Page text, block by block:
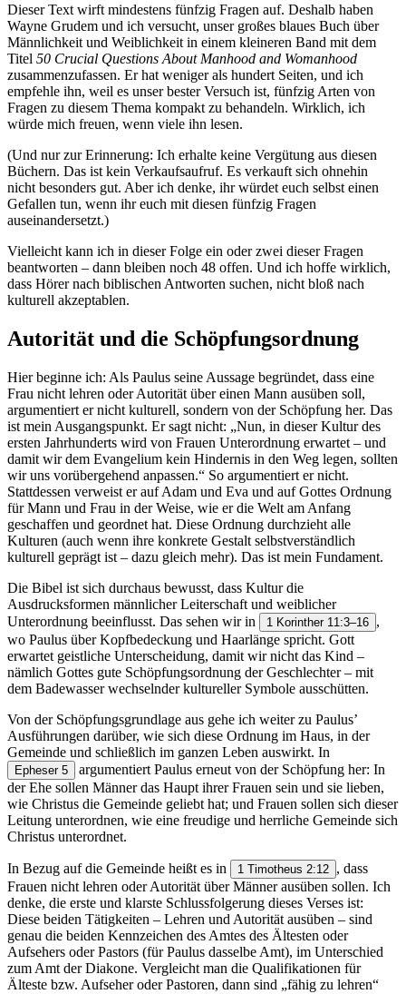
Dieser Text wirft mindestens fünfzig Fragen auf. Deshalb haben
Wayne Grudem und ich versucht, unser großes blaues Buch über
Männlichkeit und Weiblichkeit in einem kleineren Band mit dem
Titel 50 Crucial Questions About Manhood and Womanhood
zusammenzufassen. Er hat weniger als hundert Seiten, und ich
empfehle ihn, weil es unser bester Versuch ist, fünfzig Arten von
Fragen zu diesem Thema kompakt zu behandeln. Wirklich, ich
würde mich freuen, wenn viele ihn lesen.
(Und nur zur Erinnerung: Ich erhalte keine Vergütung aus diesen
Büchern. Das ist kein Verkaufsaufruf. Es verkauft sich ohnehin
nicht besonders gut. Aber ich denke, ihr würdet euch selbst einen
Gefallen tun, wenn ihr euch mit diesen fünfzig Fragen
auseinandersetzt.)
Vielleicht kann ich in dieser Folge ein oder zwei dieser Fragen
beantworten – dann bleiben noch 48 offen. Und ich hoffe wirklich,
dass Hörer nach biblischen Antworten suchen, nicht bloß nach
kulturell akzeptablen.
Autorität und die Schöpfungsordnung
Hier beginne ich: Als Paulus seine Aussage begründet, dass eine
Frau nicht lehren oder Autorität über einen Mann ausüben soll,
argumentiert er nicht kulturell, sondern von der Schöpfung her. Das
ist mein Ausgangspunkt. Er sagt nicht: „Nun, in dieser Kultur des
ersten Jahrhunderts wird von Frauen Unterordnung erwartet – und
damit wir dem Evangelium kein Hindernis in den Weg legen, sollten
wir uns vorübergehend anpassen.“ So argumentiert er nicht.
Stattdessen verweist er auf Adam und Eva und auf Gottes Ordnung
für Mann und Frau in der Weise, wie er die Welt am Anfang
geschaffen und geordnet hat. Diese Ordnung durchzieht alle
Kulturen (auch wenn ihre konkrete Gestalt selbstverständlich
kulturell geprägt ist – dazu gleich mehr). Das ist mein Fundament.
Die Bibel ist sich durchaus bewusst, dass Kultur die
Ausdrucksformen männlicher Leiterschaft und weiblicher
Unterordnung beeinflusst. Das sehen wir in
1 Korinther 11:3–16 ,
wo Paulus über Kopfbedeckung und Haarlänge spricht. Gott
erwartet geistliche Unterscheidung, damit wir nicht das Kind –
nämlich Gottes gute Schöpfungsordnung der Geschlechter – mit
dem Badewasser wechselnder kultureller Symbole ausschütten.
Von der Schöpfungsgrundlage aus gehe ich weiter zu Paulus’
Ausführungen darüber, wie sich diese Ordnung im Haus, in der
Gemeinde und schließlich im ganzen Leben auswirkt. In
Epheser 5
argumentiert Paulus erneut von der Schöpfung her: In
der Ehe sollen Männer das Haupt ihrer Frauen sein und sie lieben,
wie Christus die Gemeinde geliebt hat; und Frauen sollen sich dieser
Leitung unterordnen, wie eine freudige und herrliche Gemeinde sich
Christus unterordnet.
In Bezug auf die Gemeinde heißt es in 1 Timotheus 2:12 , dass
Frauen nicht lehren oder Autorität über Männer ausüben sollen. Ich
denke, die erste und klarste Schlussfolgerung dieses Verses ist:
Diese beiden Tätigkeiten – Lehren und Autorität ausüben – sind
genau die beiden Kennzeichen des Amtes des Ältesten oder
Aufsehers oder Pastors (für Paulus dasselbe Amt), im Unterschied
zum Amt der Diakone. Vergleicht man die Qualifikationen für
Älteste bzw. Aufseher oder Pastoren, dann sind „fähig zu lehren“